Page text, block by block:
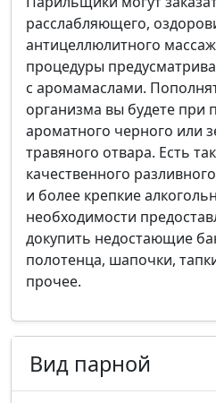
расслабляющего,
антицеллюлитного
процедуры
с аромамаслами.
организма вы будете
ароматного черного или
травяного отвара. Есть
качественного
и более крепкие
необходимости
докупить недостающие
полотенца, шапочки,
прочее.
Вид парной